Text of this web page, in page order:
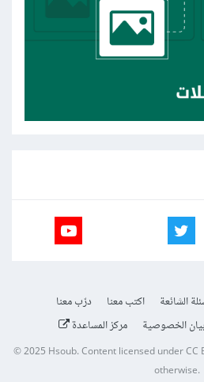
الشائعة اكتب معنا
درّب معنا
بيان الخصوصية مركز المساعدة
© 2025Hsoub.Content licensed under
otherwise.